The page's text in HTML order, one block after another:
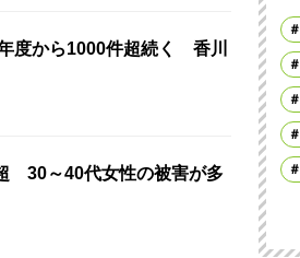
から1000件超続く 香川
30～40代女性の被害が多